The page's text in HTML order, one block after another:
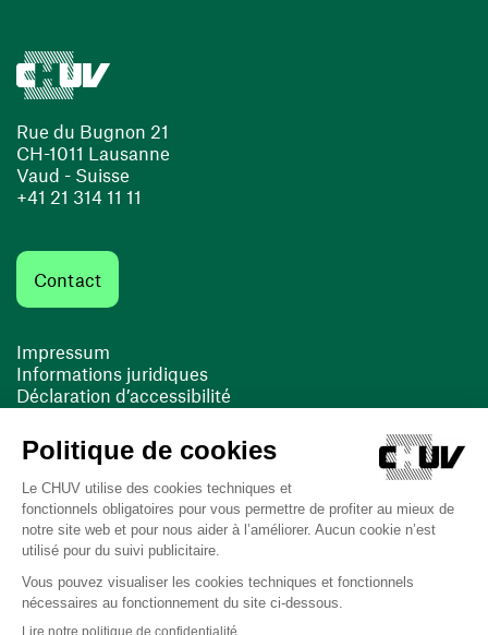
Rue du Bugnon 21
CH-1011 Lausanne
Vaud - Suisse
+41 21 314 11 11
Contact
Impressum
Informations juridiques
Déclaration d’accessibilité
Cookies
(ouvre une nouvelle fenêtre)
(ouvre une nouvelle fenêtre)